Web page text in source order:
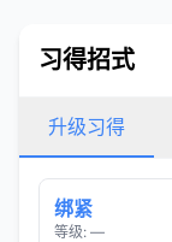
习得招式
升级习得
绑紧
等级: —